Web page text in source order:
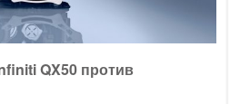
QX50 против